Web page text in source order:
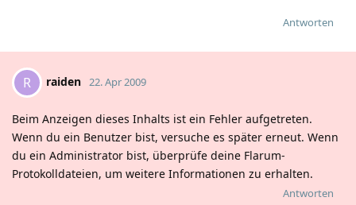
Antworten
R raiden 22. Apr 2009
Beim Anzeigen dieses Inhalts ist ein Fehler aufgetreten.
Wenn du ein Benutzer bist, versuche es später erneut. Wenn
du ein Administrator bist, überprüfe deine Flarum-
Protokolldateien, um weitere Informationen zu erhalten.
Antworten